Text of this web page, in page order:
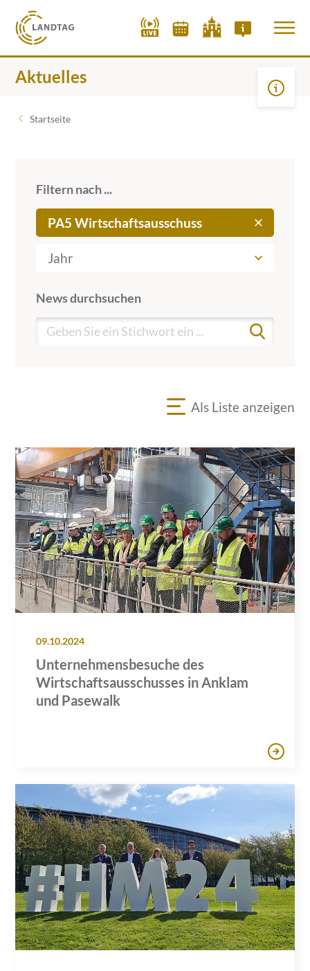
Aktuelles
Startseite
Filtern nach ...
PA5 Wirtschaftsausschuss
Jahr
News durchsuchen
Als Liste anzeigen
09.10.2024
Unternehmensbesuche des
Wirtschaftsausschusses in Anklam
und Pasewalk